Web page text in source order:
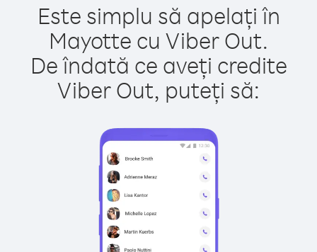
Este simplu să apelați în
Mayotte cu Viber Out.
De îndată ce aveți credite
Viber Out, puteți să: